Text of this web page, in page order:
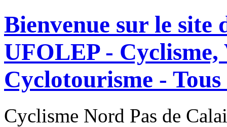
Bienvenue sur le site
UFOLEP -
Cyclotourisme -
Cyclisme Nord Pas de